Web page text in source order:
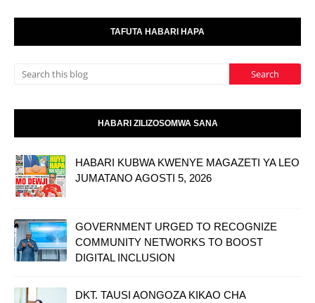
TAFUTA HABARI HAPA
HABARI ZILIZOSOMWA SANA
HABARI KUBWA KWENYE MAGAZETI YA LEO
JUMATANO AGOSTI 5, 2026
GOVERNMENT URGED TO RECOGNIZE
COMMUNITY NETWORKS TO BOOST
DIGITAL INCLUSION
DKT. TAUSI AONGOZA KIKAO CHA